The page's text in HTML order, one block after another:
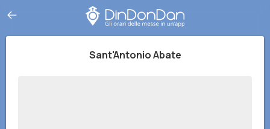
Sant'Antonio Abate